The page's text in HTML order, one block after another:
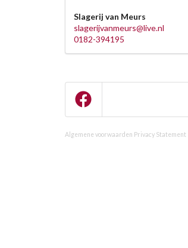
Slagerij van Meurs
slagerijvanmeurs@live.nl
0182-394195
Algemene voorwaarden Privacy Statement